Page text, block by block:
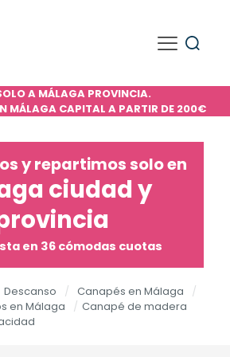
A MÁLAGA PROVINCIA.
MÁLAGA CAPITAL A PARTIR DE 200€
y repartimos solo en
ciudad y
en 36 cómodas cuotas
Descanso / Canapés en Málaga
/
en Málaga
/ Canapé de madera